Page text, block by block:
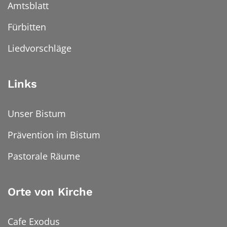
Amtsblatt
Fürbitten
Liedvorschläge
Links
Unser Bistum
Prävention im Bistum
Pastorale Räume
Orte von Kirche
Cafe Exodus